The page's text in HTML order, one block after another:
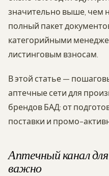
значительно выше, чем
полный пакет
категорийными
листинговым взносам.
В этой статье —
аптечные сети для
брендов БАД: от
поставки и промо-
Аптечный канал
важно